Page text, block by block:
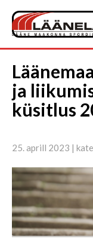
ja
küsitlus
25. aprill 2023 |